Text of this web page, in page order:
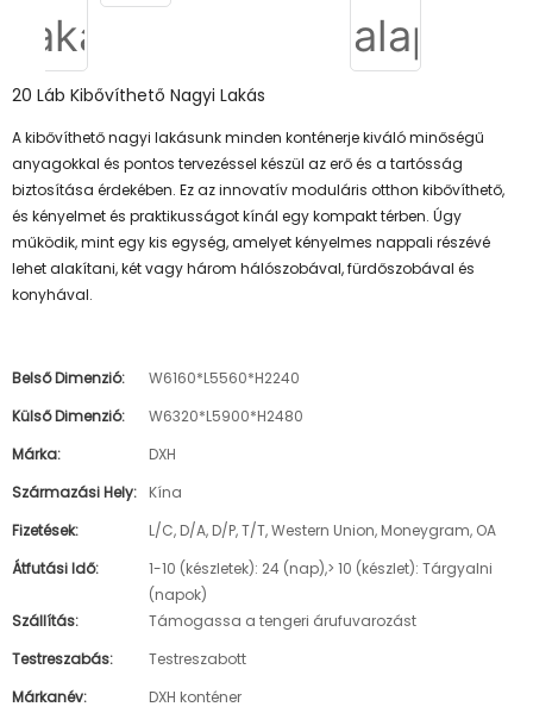
20 Láb Kibővíthető Nagyi Lakás
A kibővíthető nagyi lakásunk minden konténerje kiváló minőségű
anyagokkal és pontos tervezéssel készül az erő és a tartósság
biztosítása érdekében. Ez az innovatív moduláris otthon kibővíthető,
és kényelmet és praktikusságot kínál egy kompakt térben. Úgy
működik, mint egy kis egység, amelyet kényelmes nappali részévé
lehet alakítani, két vagy három hálószobával, fürdőszobával és
konyhával.
Belső Dimenzió:
W6160*L5560*H2240
Külső Dimenzió:
W6320*L5900*H2480
Márka:
DXH
Származási Hely:
Kína
Fizetések:
L/C, D/A, D/P, T/T, Western Union, Moneygram, OA
Átfutási Idő:
1-10 (készletek): 24 (nap),> 10 (készlet): Tárgyalni
(napok)
Szállítás:
Támogassa a tengeri árufuvarozást
Testreszabás:
Testreszabott
Márkanév:
DXH konténer